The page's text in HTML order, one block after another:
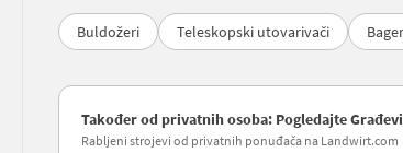
Buldožeri Teleskopski utovarivači
Također od privatnih osoba: Pogledajte
Rabljeni strojevi od privatnih ponuđača na Landwirt.com